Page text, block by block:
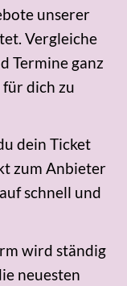
unserer
Vergleiche
Termine ganz
dich zu
dein Ticket
zum Anbieter
schnell und
wird ständig
neuesten